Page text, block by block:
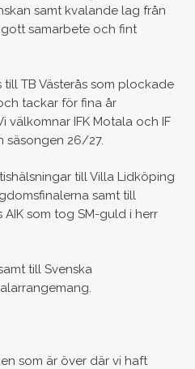
samt kvalande lag från
samarbete och fint
TB Västerås som plockade
tackar för fina år
välkomnar IFK Motala och IF
säsongen 26/27.
till Villa Lidköping
samt till
AIK som tog SM-guld i herr
till Svenska
som är över där vi haft